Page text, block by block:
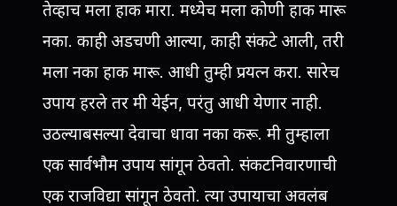
तेव्हाच मला हाक मारा. मध्येच मला कोणी हाक मारू
नका. काही अडचणी आल्या, काही संकटे आली, तरी
मला नका हाक मारू. आधी तुम्ही प्रयत्न करा. सारेच
उपाय हरले तर मी येईन, परंतु आधी येणार नाही.
उठल्याबसल्या देवाचा धावा नका करू. मी तुम्हाला
एक सार्वभौम उपाय सांगून ठेवतो. संकटनिवारणाची
एक राजविद्या सांगून ठेवतो. त्या उपायाचा अवलंब